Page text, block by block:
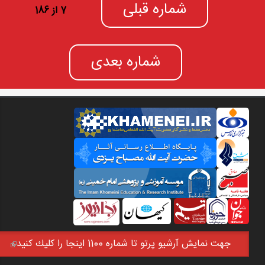
شماره قبلی 7 از 186
شماره بعدی
جهت نمايش آرشيو پرتو تا شماره 1100 اينجا را كليك كنيد